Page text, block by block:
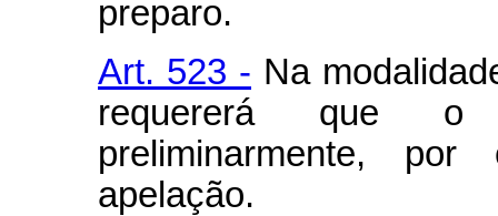
preparo.
Art. 523 - Na
requererá que o
preliminarmente,
apelação.